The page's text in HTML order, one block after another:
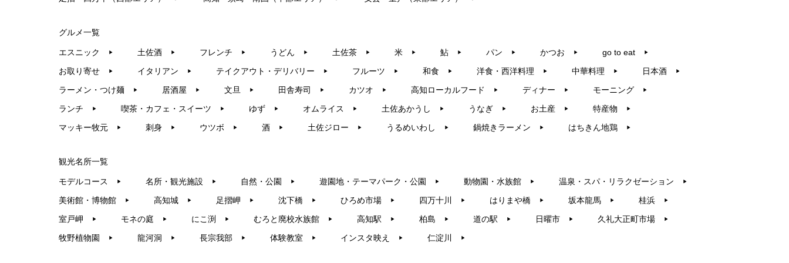
グルメ一覧
エスニック ▶︎ 土佐酒 ▶︎ フレンチ ▶︎ うどん ▶︎ 土佐茶 ▶︎ 米 ▶︎ 鮎 ▶︎ パン ▶︎ かつお ▶︎ go to eat ▶︎
お取り寄せ ▶︎ イタリアン ▶︎ テイクアウト・デリバリー ▶︎ フルーツ ▶︎ 和食 ▶︎ 洋食・西洋料理 ▶︎ 中華料理 ▶︎ 日本酒 ▶︎
ラーメン・つけ麺 ▶︎ 居酒屋 ▶︎ 文旦 ▶︎ 田舎寿司 ▶︎ カツオ ▶︎ 高知ローカルフード ▶︎ ディナー ▶︎ モーニング ▶︎
ランチ ▶︎ 喫茶・カフェ・スイーツ ▶︎ ゆず ▶︎ オムライス ▶︎ 土佐あかうし ▶︎ うなぎ ▶︎ お土産 ▶︎ 特産物 ▶︎
マッキー牧元 ▶︎ 刺身 ▶︎ ウツボ ▶︎ 酒 ▶︎ 土佐ジロー ▶︎ うるめいわし ▶︎ 鍋焼きラーメン ▶︎ はちきん地鶏 ▶︎
観光名所一覧
モデルコース ▶︎ 名所・観光施設 ▶︎ 自然・公園 ▶︎ 遊園地・テーマパーク・公園 ▶︎ 動物園・水族館 ▶︎ 温泉・スパ・リラクゼーション ▶︎
美術館・博物館 ▶︎ 高知城 ▶︎ 足摺岬 ▶︎ 沈下橋 ▶︎ ひろめ市場 ▶︎ 四万十川 ▶︎ はりまや橋 ▶︎ 坂本龍馬 ▶︎ 桂浜 ▶︎
室戸岬 ▶︎ モネの庭 ▶︎ にこ渕 ▶︎ むろと廃校水族館 ▶︎ 高知駅 ▶︎ 柏島 ▶︎ 道の駅 ▶︎ 日曜市 ▶︎ 久礼大正町市場 ▶︎
牧野植物園 ▶︎ 龍河洞 ▶︎ 長宗我部 ▶︎ 体験教室 ▶︎ インスタ映え ▶︎ 仁淀川 ▶︎